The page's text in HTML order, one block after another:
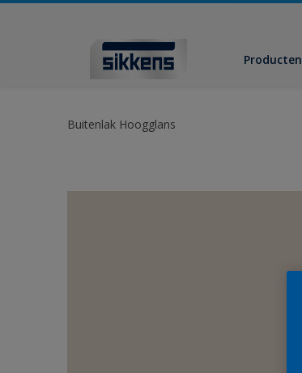
Producten
Buitenlak Hoogglans